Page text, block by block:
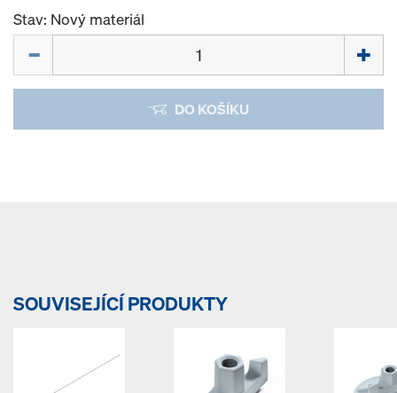
Stav: Nový materiál
DO KOŠÍKU
SOUVISEJÍCÍ PRODUKTY